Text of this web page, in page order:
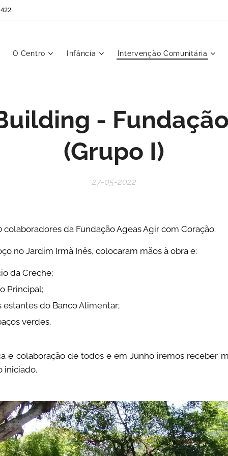
O Centro Infância Intervenção Comunitária
-
(Grupo I)
27-05-2022
da Fundação Ageas Agir com Coração.
no Jardim Irmã Inês, colocaram mãos à obra e:
da Creche;
Principal;
estantes do Banco Alimentar;
verdes.
e colaboração de todos e em Junho iremos receber
iniciado.